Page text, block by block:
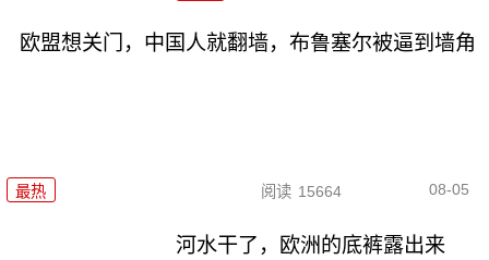
欧盟想关门，中国人就翻墙，布鲁塞尔被逼到墙角
最热 阅读 15664 08-05
河水干了，欧洲的底裤露出来